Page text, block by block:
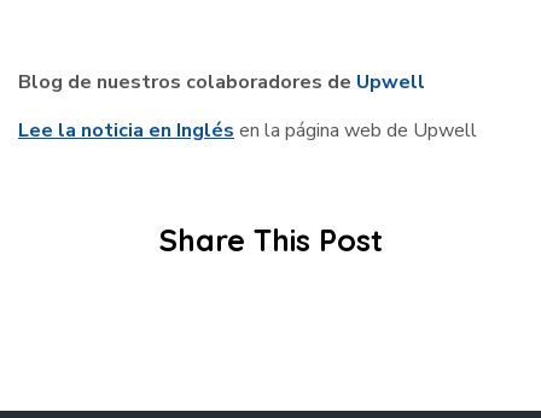
Blog de nuestros colaboradores de Upwell
Lee la noticia en Inglés en la página web de Upwell
Share This Post